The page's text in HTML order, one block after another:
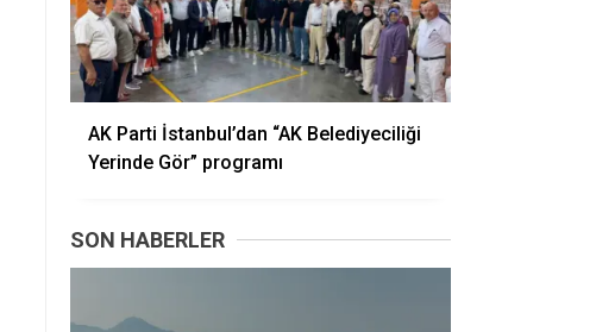
AK Parti İstanbul’dan “AK Belediyeciliği
Yerinde Gör” programı
SON HABERLER